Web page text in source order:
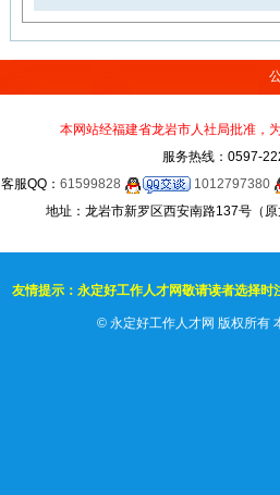
本网站经福建省龙岩市人社局批准，
服务热线：0597-
客服QQ： 61599828
1012797380
地址：龙岩市新罗区西安南路137号（
友情提示：永定好工作人才网敬请读者选择
© 永定好工作人才网 版权所有